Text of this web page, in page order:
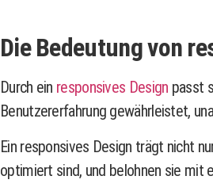
Die Bedeutung von
Durch ein responsives Design passt
Benutzererfahrung gewährleistet,
Ein responsives Design trägt nicht
optimiert sind, und belohnen sie mit